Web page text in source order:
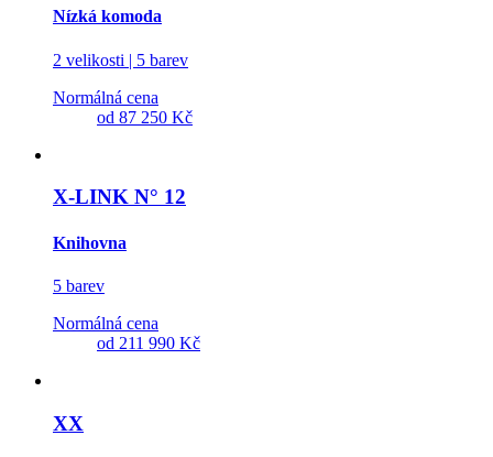
Nízká komoda
2 velikosti | 5 barev
Normálná cena
od 87 250 Kč
X-LINK N° 12
Knihovna
5 barev
Normálná cena
od 211 990 Kč
XX